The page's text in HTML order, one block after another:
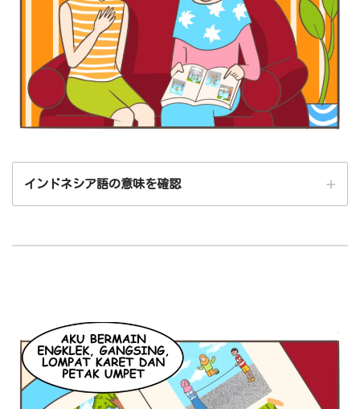
temukan～（～を見つける）
buku（本）
album（アルバム）
foto（写真）
ini（この）
berisi～（～の中身の）※原型：isi（中身、内容）に接
頭辞ber-がついています。
saat～（～の時）
masih～（まだ～である）
インドネシア語の意味を確認